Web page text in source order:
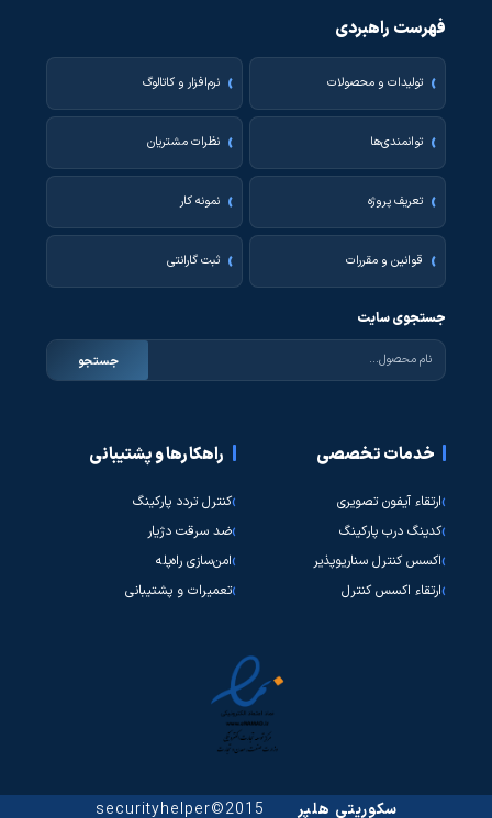
فهرست راهبردی
تولیدات و محصولات نرم‌افزار و کاتالوگ
توانمندی‌ها نظرات مشتریان
تعریف پروژه نمونه کار
قوانین و مقررات ثبت گارانتی
جستجوی سایت
جستجو
خدمات تخصصی
ارتقاء آیفون تصویری
کدینگ درب پارکینگ
اکسس کنترل سناریوپذیر
ارتقاء اکسس کنترل
راهکارها و پشتیبانی
کنترل تردد پارکینگ
ضد سرقت دژیار
امن‌سازی راه‌پله
تعمیرات و پشتیبانی
سکوریتی هلپر